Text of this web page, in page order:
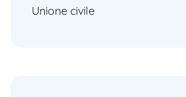
Unione civile